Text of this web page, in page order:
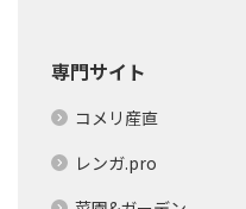
専門サイト
コメリ産直
レンガ.pro